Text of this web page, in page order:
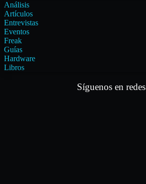
Análisis
Artículos
Entrevistas
Eventos
Freak
Guías
Hardware
Libros
Síguenos en redes